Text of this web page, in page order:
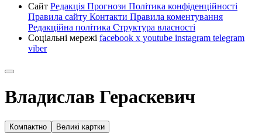
Сайт Редакція Прогнози Політика конфіденційності
Правила сайту Контакти Правила коментування
Редакційна політика Структура власності
Соціальні мережі facebook x youtube instagram telegram
viber
Владислав Гераскевич
Компактно Великі картки